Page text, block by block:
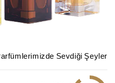
Sevdiği Şeyler